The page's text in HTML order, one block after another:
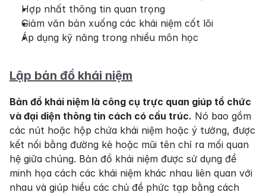
Hợp nhất thông tin quan trọng
Giảm văn bản xuống các khái niệm cốt lõi
Áp dụng kỹ năng trong nhiều môn học
Lập bản đồ khái niệm
Bản đồ khái niệm là công cụ trực quan giúp tổ chức
và đại diện thông tin cách có cấu trúc. Nó bao gồm
các nút hoặc hộp chứa khái niệm hoặc ý tưởng, được
kết nối bằng đường kẻ hoặc mũi tên chỉ ra mối quan
hệ giữa chúng. Bản đồ khái niệm được sử dụng để
minh họa cách các khái niệm khác nhau liên quan với
nhau và giúp hiểu các chủ đề phức tạp bằng cách